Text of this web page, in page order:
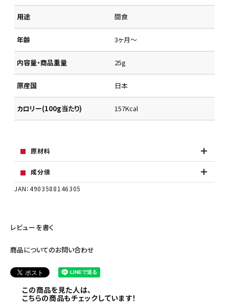
用途 間食
年齢 3ヶ月～
内容量・商品重量 25g
原産国 日本
カロリー(100g当たり) 157Kcal
原材料
成分値
JAN：4903588146305
レビューを書く
商品についてのお問い合わせ
この商品を見た人は、
こちらの商品もチェックしています！